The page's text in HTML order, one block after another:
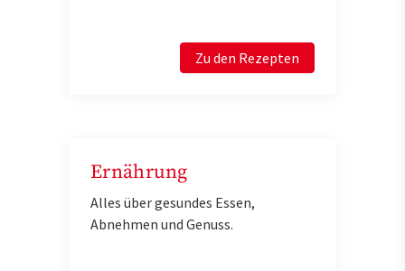
Zu den Rezepten
Ernährung
Alles über gesundes Essen,
Abnehmen und Genuss.